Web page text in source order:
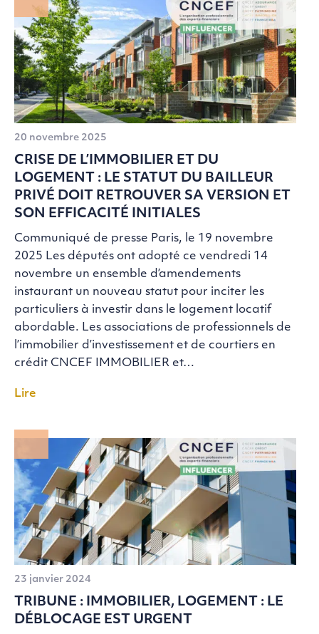
20 novembre 2025
CRISE DE L’IMMOBILIER ET DU
LOGEMENT : LE STATUT DU BAILLEUR
PRIVÉ DOIT RETROUVER SA VERSION ET
SON EFFICACITÉ INITIALES
Communiqué de presse Paris, le 19 novembre
2025 Les députés ont adopté ce vendredi 14
novembre un ensemble d’amendements
instaurant un nouveau statut pour inciter les
particuliers à investir dans le logement locatif
abordable. Les associations de professionnels de
l’immobilier d’investissement et de courtiers en
crédit CNCEF IMMOBILIER et…
Lire
23 janvier 2024
TRIBUNE : IMMOBILIER, LOGEMENT : LE
DÉBLOCAGE EST URGENT